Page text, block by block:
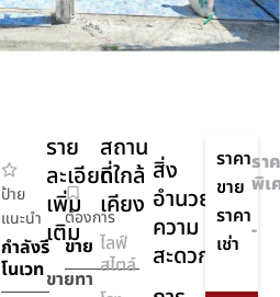
ป้าย
แนะนำ
กำลังรี
โนเวท
ต้องการ
ขาย
ราย
ละเอียด
เพิ่ม
เติม
ขายทา
สถาน
ที่ใกล้
เคียง
ไลฟ์
สไตล์
สิ่ง
อำนวย
ความ
สะดวก
ราคา
ขาย
รา
พิเ
ราคา
เช่า
-